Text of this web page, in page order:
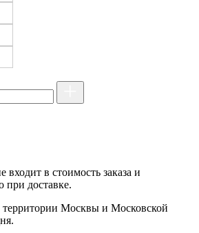
входит в стоимость заказа и
при доставке.
территории Москвы и Московской